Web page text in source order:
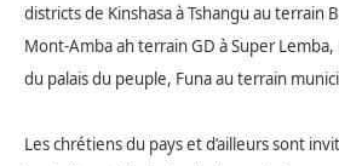
districts de Kinshasa à Tshangu au terrain
Mont-Amba ah terrain GD à Super Lemba,
du palais du peuple, Funa au terrain
Les chrétiens du pays et d’ailleurs sont